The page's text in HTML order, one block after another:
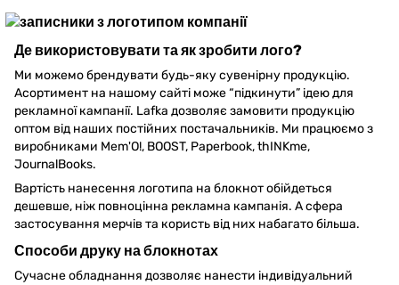
Де використовувати та як зробити лого?
Ми можемо брендувати будь-яку сувенірну продукцію.
Асортимент на нашому сайті може “підкинути” ідею для
рекламної кампанії. Lafka дозволяє замовити продукцію
оптом від наших постійних постачальників. Ми працюємо з
виробниками Mem'O!, BOOST, Paperbook, thINKme,
JournalBooks.
Вартість нанесення логотипа на блокнот обійдеться
дешевше, ніж повноцінна рекламна кампанія. А сфера
застосування мерчів та користь від них набагато більша.
Способи друку на блокнотах
Сучасне обладнання дозволяє нанести індивідуальний